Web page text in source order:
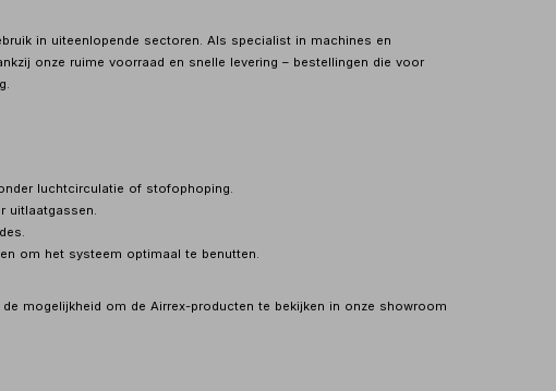
in uiteenlopende sectoren. Als specialist in machines en
onze ruime voorraad en snelle levering – bestellingen die voor
luchtcirculatie of stofophoping.
uitlaatgassen.
om het systeem optimaal te benutten.
mogelijkheid om de Airrex-producten te bekijken in onze showroom